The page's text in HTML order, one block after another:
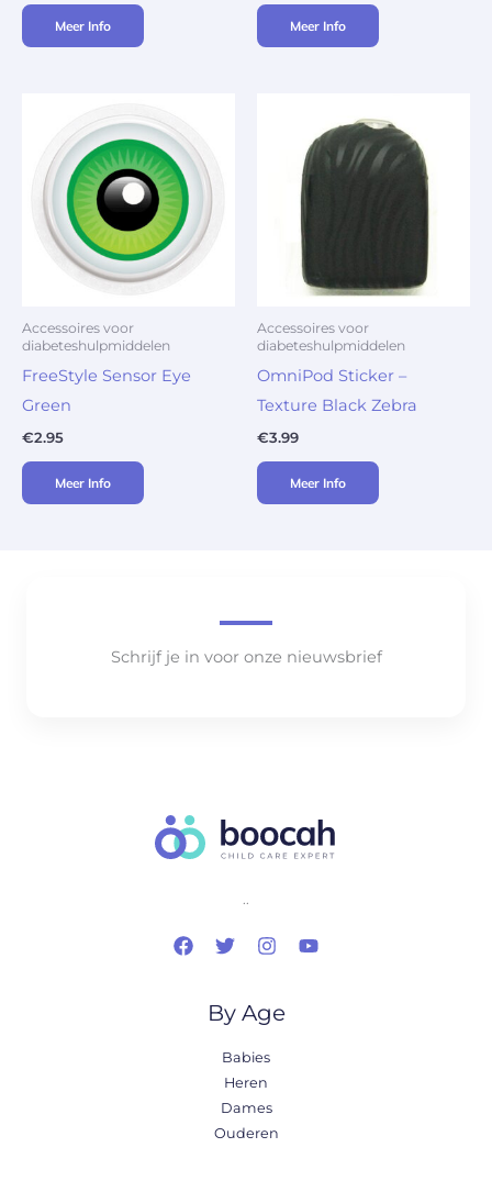
Meer Info Meer Info
Accessoires voor
diabeteshulpmiddelen
FreeStyle Sensor Eye
Green
€2.95
Meer Info
Accessoires voor
diabeteshulpmiddelen
OmniPod Sticker –
Texture Black Zebra
€3.99
Meer Info
Schrijf je in voor onze nieuwsbrief
..
By Age
Babies
Heren
Dames
Ouderen